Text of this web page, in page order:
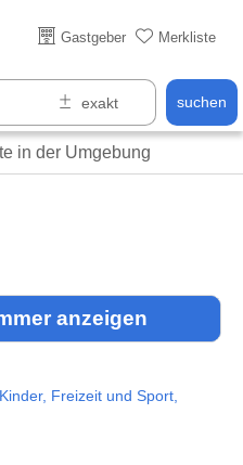
Gastgeber Merkliste
suchen
in der Umgebung
anzeigen
Freizeit und Sport,